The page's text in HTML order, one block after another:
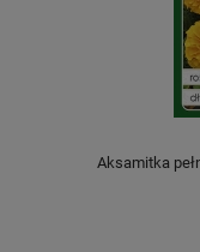
Aksamitka